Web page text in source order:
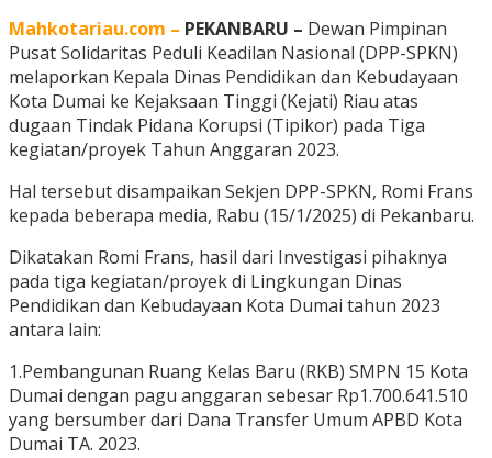
Mahkotariau.com – PEKANBARU – Dewan Pimpinan
Pusat Solidaritas Peduli Keadilan Nasional (DPP-SPKN)
melaporkan Kepala Dinas Pendidikan dan Kebudayaan
Kota Dumai ke Kejaksaan Tinggi (Kejati) Riau atas
dugaan Tindak Pidana Korupsi (Tipikor) pada Tiga
kegiatan/proyek Tahun Anggaran 2023.
Hal tersebut disampaikan Sekjen DPP-SPKN, Romi Frans
kepada beberapa media, Rabu (15/1/2025) di Pekanbaru.
Dikatakan Romi Frans, hasil dari Investigasi pihaknya
pada tiga kegiatan/proyek di Lingkungan Dinas
Pendidikan dan Kebudayaan Kota Dumai tahun 2023
antara lain:
1.Pembangunan Ruang Kelas Baru (RKB) SMPN 15 Kota
Dumai dengan pagu anggaran sebesar Rp1.700.641.510
yang bersumber dari Dana Transfer Umum APBD Kota
Dumai TA. 2023.